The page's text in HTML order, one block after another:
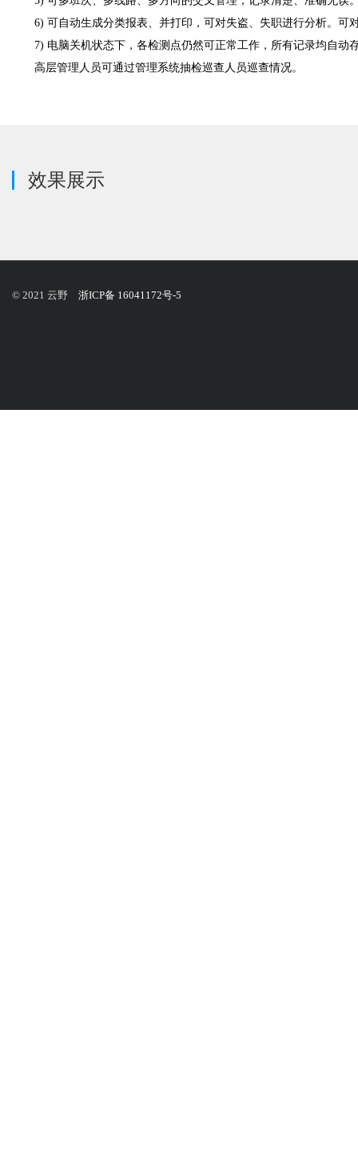
6) 可自动生成分类报表、并打印，可对失盗、失职进行分析。
7) 电脑关机状态下，各检测点仍然可正常工作，所有记录均自动
高层管理人员可通过管理系统抽检巡查人员巡查情况。
效果展示
© 2021 云野 浙ICP备 16041172号-5